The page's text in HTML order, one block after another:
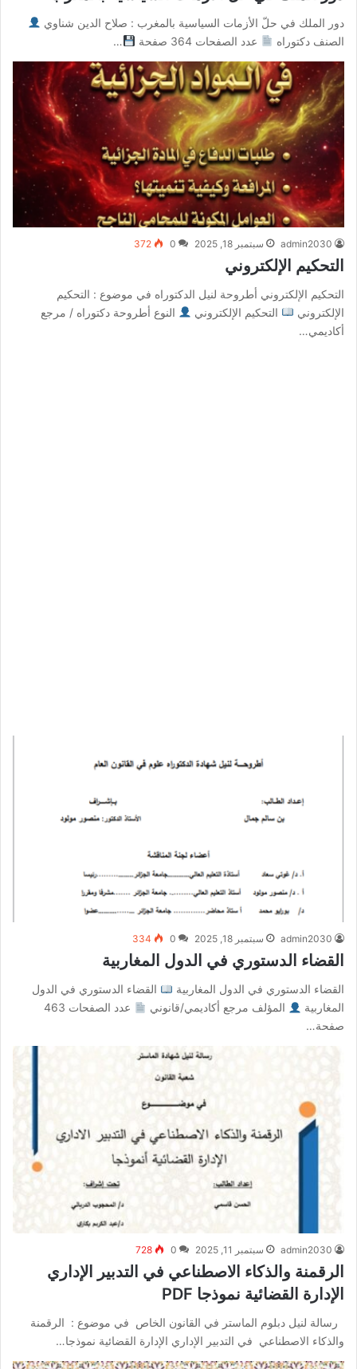
دور الملك في حلّ الأزمات السياسية بالمغرب : صلاح الدين شناوي
الصنف دكتوراه
عدد الصفحات 364 صفحة …
admin2030 سبتمبر 18, 2025 0
372
التحكيم الإلكتروني
التحكيم الإلكتروني أطروحة لنيل الدكتوراه في موضوع : التحكيم
الإلكتروني
التحكيم الإلكتروني
النوع أطروحة دكتوراه / مرجع
أكاديمي…
admin2030 سبتمبر 18, 2025 0
334
القضاء الدستوري في الدول المغاربية
القضاء الدستوري في الدول المغاربية
القضاء الدستوري في الدول
المغاربية
المؤلف مرجع أكاديمي/قانوني
عدد الصفحات 463
صفحة…
admin2030 سبتمبر 11, 2025 0
728
الرقمنة والذكاء الاصطناعي في التدبير الإداري
الإدارة القضائية نموذجا PDF
رسالة لنيل دبلوم الماستر في القانون الخاص في موضوع : الرقمنة
والذكاء الاصطناعي في التدبير الإداري الإدارة القضائية نموذجا…